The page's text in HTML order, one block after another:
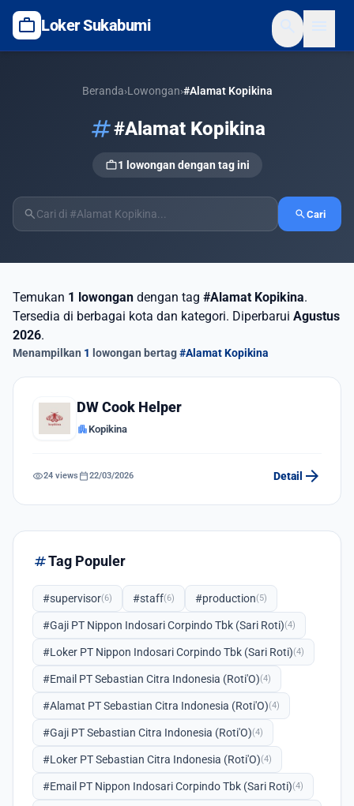
work Loker Sukabumi
Beranda›Lowongan›#Alamat Kopikina
tag#Alamat Kopikina
work1 lowongan dengan tag ini
search searchCari
Temukan 1 lowongan dengan tag #Alamat Kopikina.
Tersedia di berbagai kota dan kategori. Diperbarui Agustus
2026.
Menampilkan 1 lowongan bertag#Alamat Kopikina
DW Cook Helper
apartmentKopikina
visibility24 views calendar_today22/03/2026 Detail arrow_forward
tagTag Populer
#supervisor(6) #staff(6) #production(5)
#Gaji PT Nippon Indosari Corpindo Tbk (Sari Roti)(4)
#Loker PT Nippon Indosari Corpindo Tbk (Sari Roti)(4)
#Email PT Sebastian Citra Indonesia (Roti'O)(4)
#Alamat PT Sebastian Citra Indonesia (Roti'O)(4)
#Gaji PT Sebastian Citra Indonesia (Roti'O)(4)
#Loker PT Sebastian Citra Indonesia (Roti'O)(4)
#Email PT Nippon Indosari Corpindo Tbk (Sari Roti)(4)